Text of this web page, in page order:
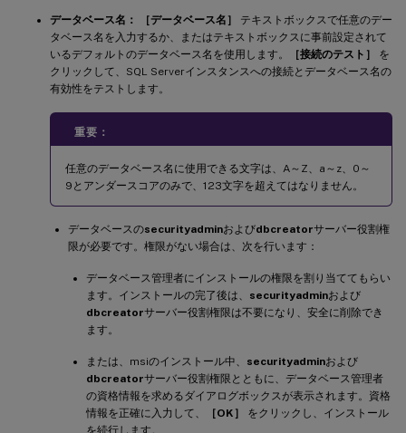
データベース名： ［データベース名］
テキストボックスで任意のデー
タベース名を入力するか、またはテキストボックスに事前設定されて
いるデフォルトのデータベース名を使用します。
［接続のテスト］
を
クリックして、SQL Serverインスタンスへの接続とデータベース名の
有効性をテストします。
重要：
任意のデータベース名に使用できる文字は、A～Z、a～z、0～
9とアンダースコアのみで、123文字を超えてはなりません。
データベースのsecurityadminおよびdbcreatorサーバー役割権
限が必要です。権限がない場合は、次を行います：
データベース管理者にインストールの権限を割り当ててもらい
ます。インストールの完了後は、 securityadminおよび
dbcreatorサーバー役割権限は不要になり、安全に削除でき
ます。
または、msiのインストール中、 securityadminおよび
dbcreatorサーバー役割権限とともに、データベース管理者
の資格情報を求めるダイアログボックスが表示されます。資格
情報を正確に入力して、
［OK］
をクリックし、インストール
を続行します。